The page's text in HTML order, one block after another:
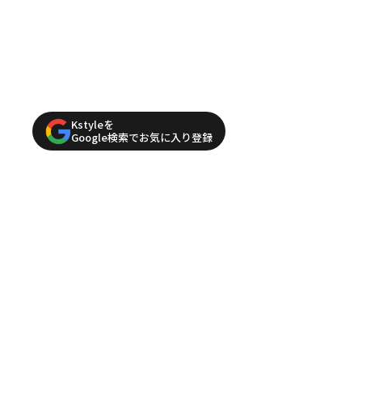
Kstyleを
Google検索でお気に入り登録